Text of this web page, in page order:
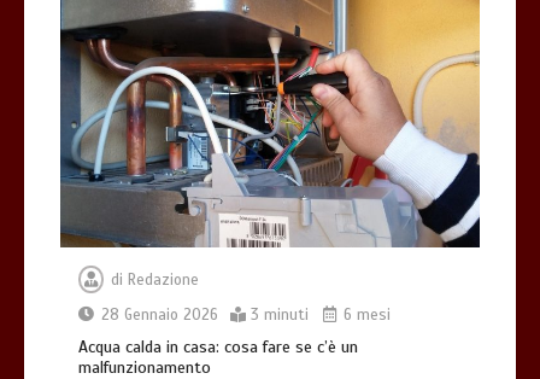
di Redazione
28 Gennaio 2026
3 minuti 6 mesi
Acqua calda in casa: cosa fare se c’è un
malfunzionamento